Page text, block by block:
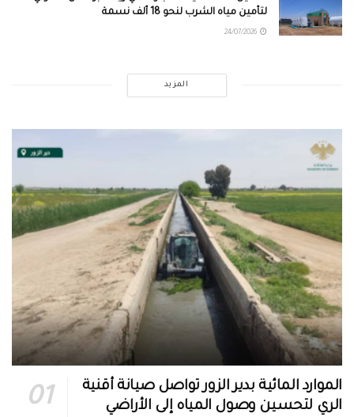
لتأمين مياه الشرب لنحو 18 ألف نسمة
المزيد
الموارد المائية بدير الزور تواصل صيانة أقنية
الري لتحسين وصول المياه إلى الأراضي